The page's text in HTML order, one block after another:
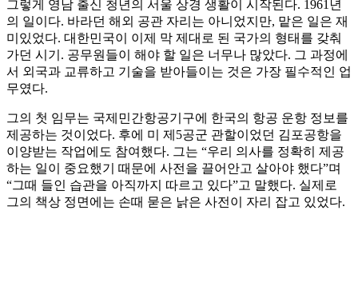
그렇게 영남 출신 청년의 서울 상경 생활이 시작된다. 1961년
의 일이다. 바라던 해외 공관 자리는 아니었지만, 맡은 일은 재
미있었다. 대한민국이 이제 막 제대로 된 국가의 형태를 갖춰
가던 시기. 공무원들이 해야 할 일은 너무나 많았다. 그 과정에
서 외국과 교류하고 기술을 받아들이는 것은 가장 필수적인 업
무였다.
그의 첫 임무는 국제민간항공기구에 한국의 항공 운항 정보를
제공하는 것이었다. 후에 미 제5공군 관할이었던 김포공항을
이양받는 작업에도 참여했다. 그는 “우리 의사를 정확히 제공
하는 일이 중요했기 때문에 사전을 끌어안고 살아야 했다”며
“그때 들인 습관을 아직까지 따르고 있다”고 말했다. 실제로
그의 책상 정면에는 손때 묻은 낡은 사전이 자리 잡고 있었다.